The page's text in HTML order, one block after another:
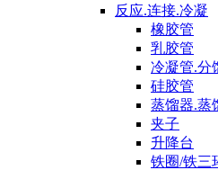
反应.连接.冷凝
橡胶管
乳胶管
冷凝管.分
硅胶管
蒸馏器.蒸
夹子
升降台
铁圈/铁三